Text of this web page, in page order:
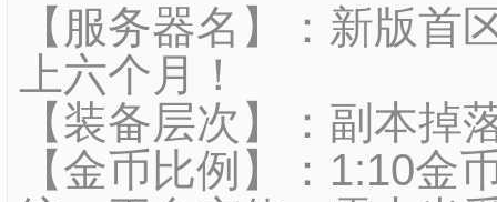
【服务器名】：新版
上六个月！
【装备层次】：副本掉
【金币比例】：1:10金